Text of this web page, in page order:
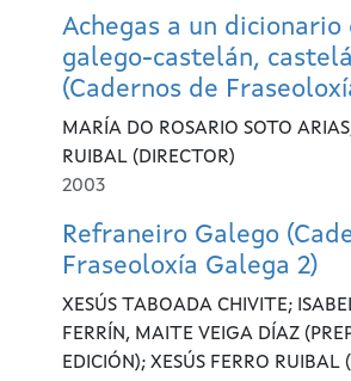
Achegas a un
galego-castelán,
(Cadernos de
MARÍA DO ROSARIO SOTO
RUIBAL (DIRECTOR)
2003
Refraneiro Galego
Fraseoloxía Galega 2)
XESÚS TABOADA CHIVITE;
FERRÍN, MAITE VEIGA DÍAZ
EDICIÓN); XESÚS FERRO RUIBAL